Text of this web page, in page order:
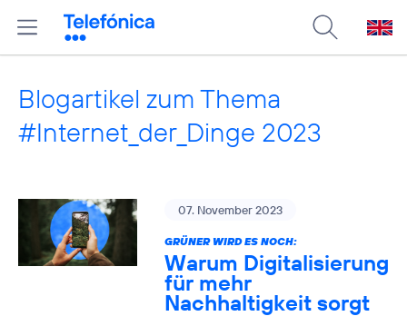
Blogartikel zum Thema
#Internet_der_Dinge 2023
07. November 2023
GRÜNER WIRD ES NOCH:
Warum Digitalisierung
für mehr
Nachhaltigkeit sorgt